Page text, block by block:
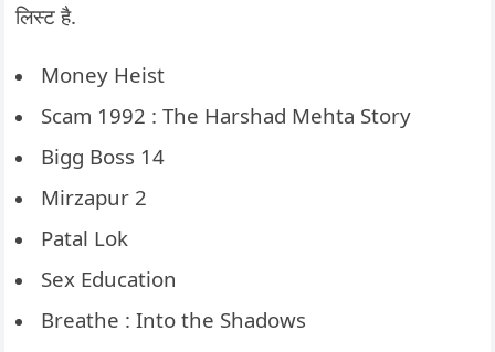
लिस्ट है.
Money Heist
Scam 1992 : The Harshad Mehta Story
Bigg Boss 14
Mirzapur 2
Patal Lok
Sex Education
Breathe : Into the Shadows